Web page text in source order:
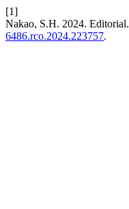
[1]
Nakao, S.H. 2024. Editorial.
6486.rco.2024.223757.